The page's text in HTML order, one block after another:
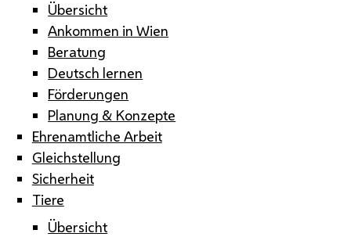
Übersicht
Ankommen in Wien
Beratung
Deutsch lernen
Förderungen
Planung & Konzepte
Ehrenamtliche Arbeit
Gleichstellung
Sicherheit
Tiere
Übersicht